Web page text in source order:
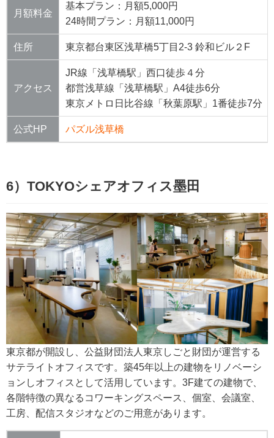
月額料金
基本プラン：月額5,000円
24時間プラン：月額11,000円
住所 東京都台東区浅草橋5丁目2-3 鈴和ビル２F
アクセス
JR線「浅草橋駅」西口徒歩４分
都営浅草線「浅草橋駅」A4徒歩6分
東京メトロ日比谷線「秋葉原駅」1番徒歩7分
公式HP パズル浅草橋
6）TOKYOシェアオフィス墨田
東京都が開設し、公益財団法人東京しごと財団が運営する
サテライトオフィスです。築45年以上の建物をリノベーシ
ョンしオフィスとして活用しています。3F建ての建物で、
各階特徴の異なるコワーキングスペース、個室、会議室、
工房、配信スタジオなどのご用意があります。